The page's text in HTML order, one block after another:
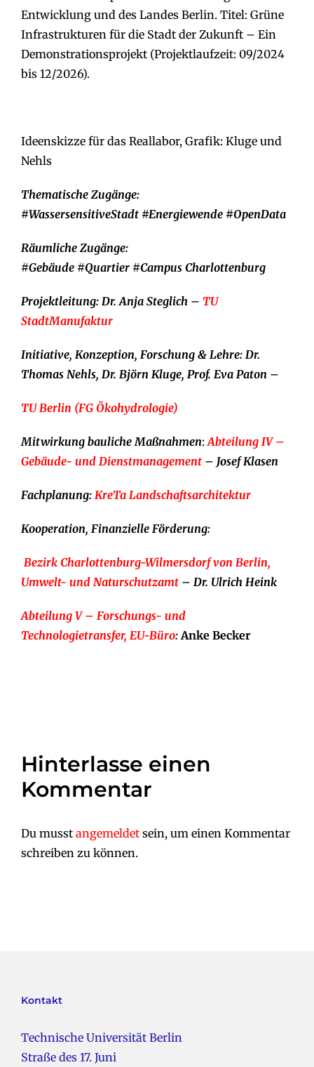
Entwicklung und des Landes Berlin. Titel: Grüne
Infrastrukturen für die Stadt der Zukunft – Ein
Demonstrationsprojekt (Projektlaufzeit: 09/2024
bis 12/2026).
Ideenskizze für das Reallabor, Grafik: Kluge und
Nehls
Thematische Zugänge:
#WassersensitiveStadt #Energiewende #OpenData
Räumliche Zugänge:
#Gebäude #Quartier #Campus Charlottenburg
Projektleitung: Dr. Anja Steglich – TU
StadtManufaktur
Initiative, Konzeption, Forschung & Lehre: Dr.
Thomas Nehls, Dr. Björn Kluge, Prof. Eva Paton –
TU Berlin (FG Ökohydrologie)
Mitwirkung bauliche Maßnahmen: Abteilung IV –
Gebäude- und Dienstmanagement– Josef Klasen
Fachplanung: KreTa Landschaftsarchitektur
Kooperation, Finanzielle Förderung:
Bezirk Charlottenburg-Wilmersdorf von Berlin,
Umwelt- und Naturschutzamt – Dr. Ulrich Heink
Abteilung V – Forschungs- und
Technologietransfer, EU-Büro: Anke Becker
Hinterlasse einen
Kommentar
Du musst angemeldet sein, um einen Kommentar
schreiben zu können.
Kontakt
Technische Universität Berlin
Straße des 17. Juni